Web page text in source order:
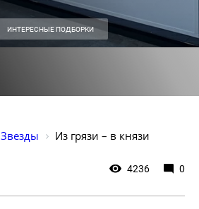
ИНТЕРЕСНЫЕ ПОДБОРКИ
Звезды Из грязи – в князи
4236 0